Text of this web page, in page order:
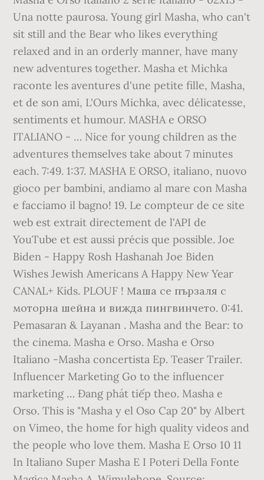
Una notte paurosa. Young girl Masha, who can't
sit still and the Bear who likes everything
relaxed and in an orderly manner, have many
new adventures together. Masha et Michka
raconte les aventures d'une petite fille, Masha,
et de son ami, L'Ours Michka, avec délicatesse,
sentiments et humour. MASHA e ORSO
ITALIANO - … Nice for young children as the
adventures themselves take about 7 minutes
each. 7:49. 1:37. MASHA E ORSO, italiano, nuovo
gioco per bambini, andiamo al mare con Masha
e facciamo il bagno! 19. Le compteur de ce site
web est extrait directement de l'API de
YouTube et est aussi précis que possible. Joe
Biden - Happy Rosh Hashanah Joe Biden
Wishes Jewish Americans A Happy New Year
CANAL+ Kids. PLOUF ! Маша се пързаля с
моторна шейна и вижда пингвинчето. 0:41.
Pemasaran & Layanan . Masha and the Bear: to
the cinema. Masha e Orso. Masha e Orso
Italiano -Masha concertista Ep. Teaser Trailer.
Influencer Marketing Go to the influencer
marketing … Đang phát tiếp theo. Masha e
Orso. This is "Masha y el Oso Cap 20" by Albert
on Vimeo, the home for high quality videos and
the people who love them. Masha E Orso 10 11
In Italiano Super Masha E I Poteri Della Fonte